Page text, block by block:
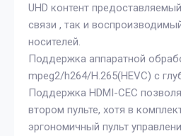
UHD контент
связи , так и
носителей.
Поддержка аппаратной
mpeg2/h264/H.265(HEVC) с
Поддержка HDMI-CEC
втором пульте, хотя в
эргономичный пульт